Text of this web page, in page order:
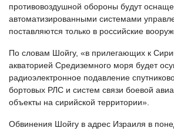
противовоздушной обороны будут
автоматизированными системами
поставляются только в российские
По словам Шойгу, «в прилегающих к
акваторией Средиземного моря будет
радиоэлектронное подавление
бортовых РЛС и систем связи боевой
объекты на сирийской территории».
Обвинения Шойгу в адрес Израиля в